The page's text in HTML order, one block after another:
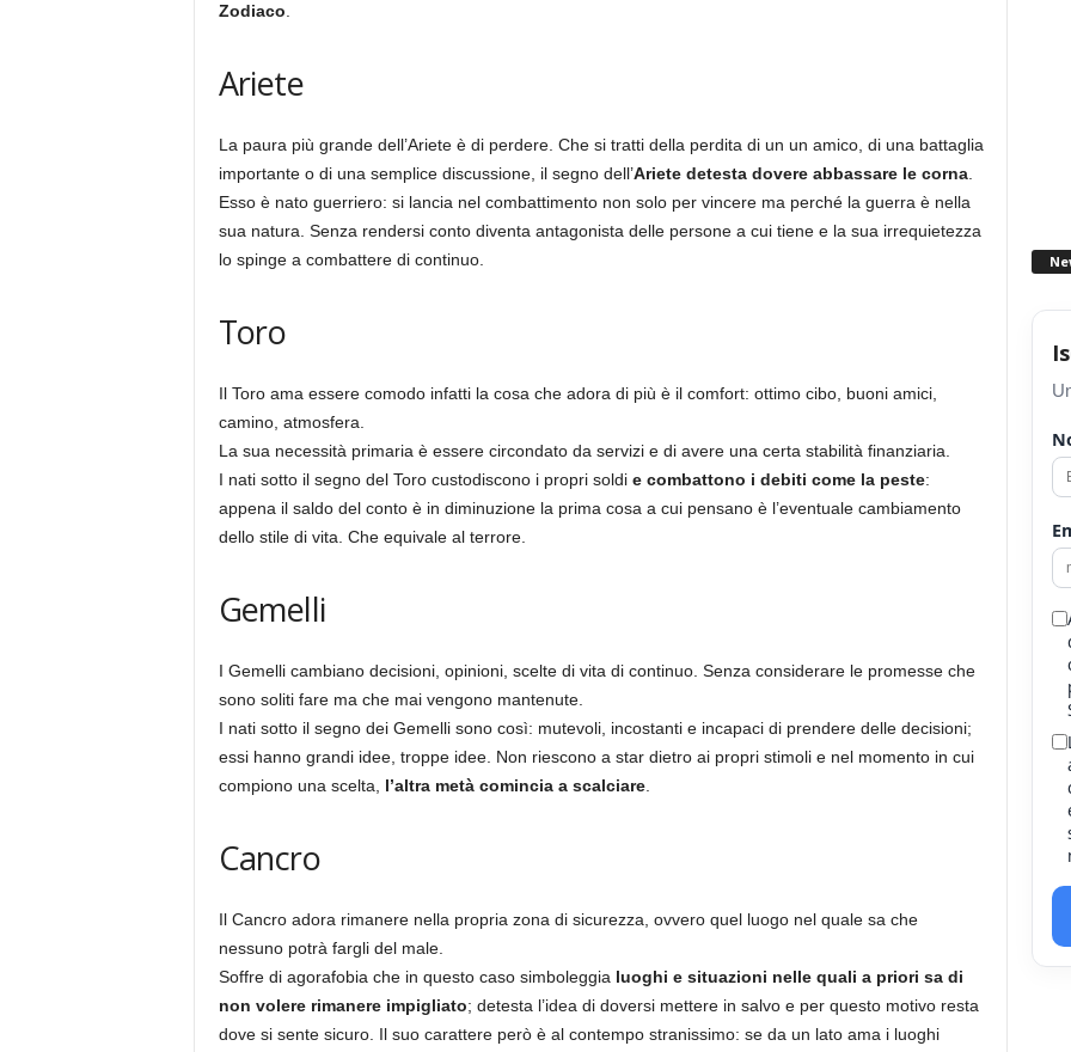
Zodiaco
Ariete
La paura più grande dell’Ariete è di perdere. Che si tratti della perdita di un un amico, di una battaglia
importante o di una semplice discussione, il segno dell’Ariete detesta dovere abbassare le corna.
Esso è nato guerriero: si lancia nel combattimento non solo per vincere ma perché la guerra è nella
sua natura. Senza rendersi conto diventa antagonista delle persone a cui tiene e la sua irrequietezza
lo spinge a combattere di continuo.
Toro
Il Toro ama essere comodo infatti la cosa che adora di più è il comfort: ottimo cibo, buoni amici,
camino, atmosfera.
La sua necessità primaria è essere circondato da servizi e di avere una certa stabilità finanziaria.
I nati sotto il segno del Toro custodiscono i propri soldi e combattono i debiti come la peste:
appena il saldo del conto è in diminuzione la prima cosa a cui pensano è l’eventuale cambiamento
dello stile di vita. Che equivale al terrore.
Gemelli
I Gemelli cambiano decisioni, opinioni, scelte di vita di continuo. Senza considerare le promesse che
sono soliti fare ma che mai vengono mantenute.
I nati sotto il segno dei Gemelli sono così: mutevoli, incostanti e incapaci di prendere delle decisioni;
essi hanno grandi idee, troppe idee. Non riescono a star dietro ai propri stimoli e nel momento in cui
compiono una scelta, l’altra metà comincia a scalciare.
Cancro
Il Cancro adora rimanere nella propria zona di sicurezza, ovvero quel luogo nel quale sa che
nessuno potrà fargli del male.
Soffre di agorafobia che in questo caso simboleggia luoghi e situazioni nelle quali a priori sa di
non volere rimanere impigliato; detesta l’idea di doversi mettere in salvo e per questo motivo resta
dove si sente sicuro. Il suo carattere però è al contempo stranissimo: se da un lato ama i luoghi